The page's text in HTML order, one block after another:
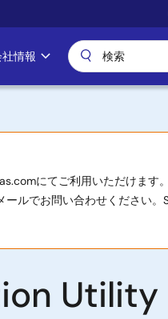
情報
にてご利用いただけます
ールでお問い合わせください
Utility